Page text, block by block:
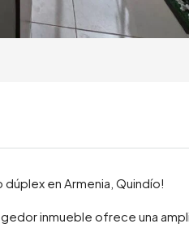
en Armenia, Quindío!
inmueble ofrece una